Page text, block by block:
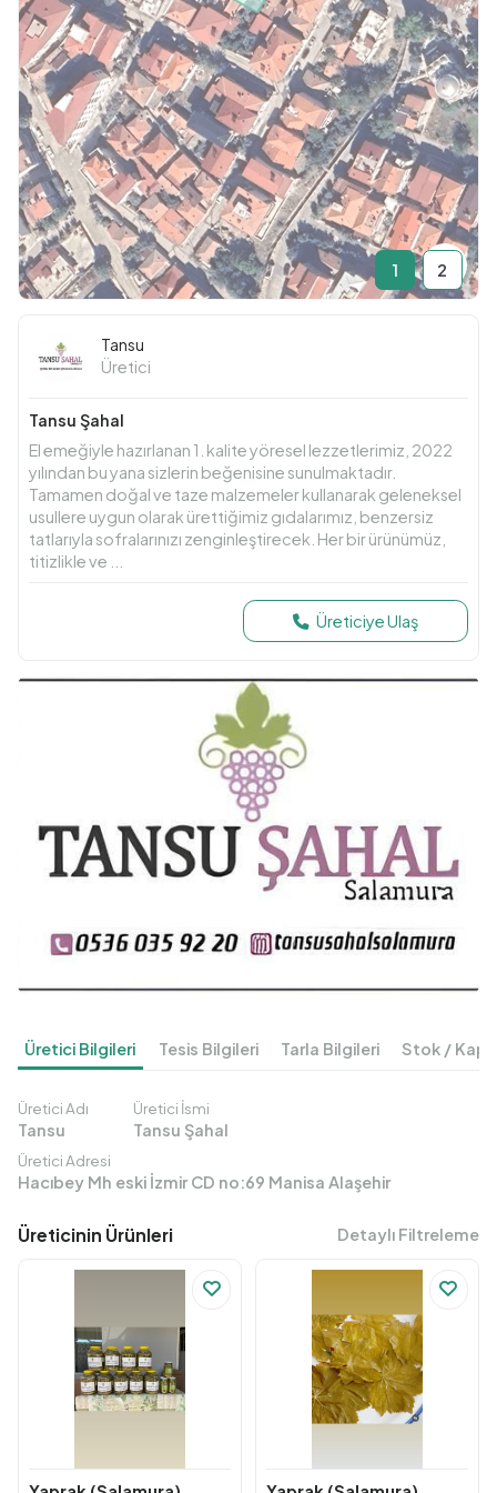
1 2
Tansu
Üretici
Tansu Şahal
El emeğiyle hazırlanan 1. kalite yöresel lezzetlerimiz, 2022
yılından bu yana sizlerin beğenisine sunulmaktadır.
Tamamen doğal ve taze malzemeler kullanarak geleneksel
usullere uygun olarak ürettiğimiz gıdalarımız, benzersiz
tatlarıyla sofralarınızı zenginleştirecek. Her bir ürünümüz,
titizlikle ve ...
Üreticiye Ulaş
Üretici Bilgileri Tesis Bilgileri Tarla Bilgileri Stok /
Üretici Adı
Tansu
Üretici İsmi
Tansu Şahal
Üretici Adresi
Hacıbey Mh eski İzmir CD no:69 Manisa Alaşehir
Üreticinin Ürünleri Detaylı Filtreleme